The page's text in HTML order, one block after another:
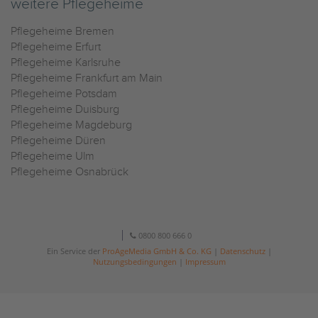
weitere Pflegeheime
Pflegeheime Bremen
Pflegeheime Erfurt
Pflegeheime Karlsruhe
Pflegeheime Frankfurt am Main
Pflegeheime Potsdam
Pflegeheime Duisburg
Pflegeheime Magdeburg
Pflegeheime Düren
Pflegeheime Ulm
Pflegeheime Osnabrück
0800 800 666 0
Ein Service der ProAgeMedia GmbH & Co. KG Datenschutz|
Nutzungsbedingungen
Impressum